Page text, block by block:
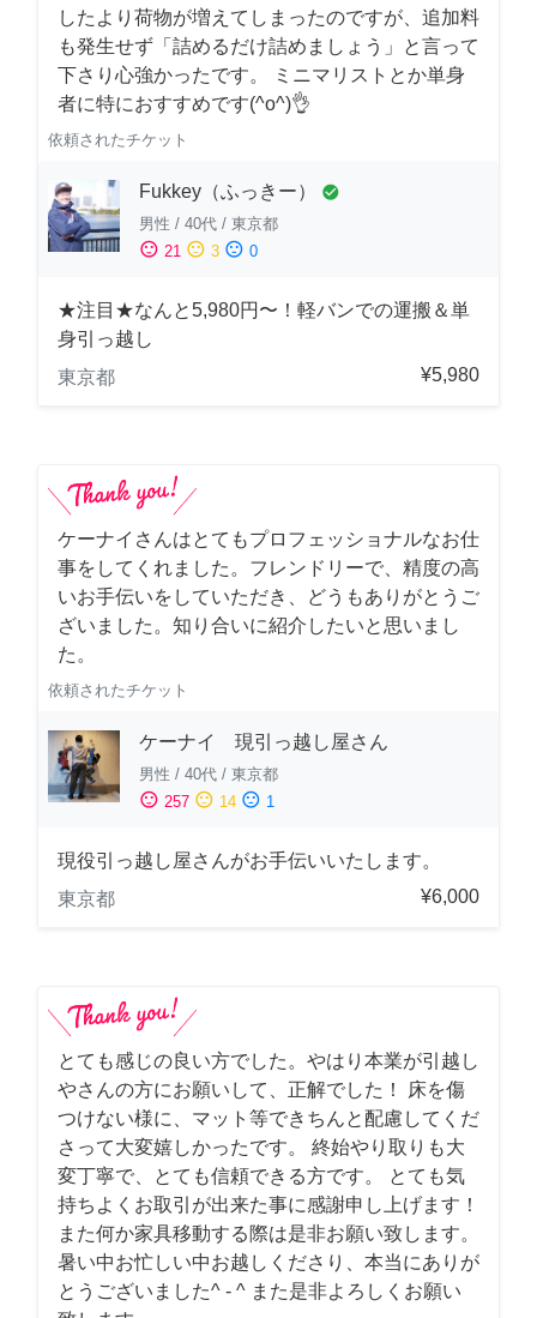
したより荷物が増えてしまったのですが、追加料
も発生せず「詰めるだけ詰めましょう」と言って
下さり心強かったです。 ミニマリストとか単身
者に特におすすめです(^o^)👌
依頼されたチケット
Fukkey（ふっきー） check_circle
男性 / 40代 / 東京都
sentiment_satisfied 21 sentiment_neutral 3 sentiment_dissatisfied 0
★注目★なんと5,980円〜！軽バンでの運搬＆単
身引っ越し
東京都
¥5,980
ケーナイさんはとてもプロフェッショナルなお仕
事をしてくれました。フレンドリーで、精度の高
いお手伝いをしていただき、どうもありがとうご
ざいました。知り合いに紹介したいと思いまし
た。
依頼されたチケット
ケーナイ 現引っ越し屋さん
男性 / 40代 / 東京都
sentiment_satisfied 257 sentiment_neutral 14 sentiment_dissatisfied 1
現役引っ越し屋さんがお手伝いいたします。
東京都
¥6,000
とても感じの良い方でした。やはり本業が引越し
やさんの方にお願いして、正解でした！ 床を傷
つけない様に、マット等できちんと配慮してくだ
さって大変嬉しかったです。 終始やり取りも大
変丁寧で、とても信頼できる方です。 とても気
持ちよくお取引が出来た事に感謝申し上げます！
また何か家具移動する際は是非お願い致します。
暑い中お忙しい中お越しくださり、本当にありが
とうございました^ - ^ また是非よろしくお願い